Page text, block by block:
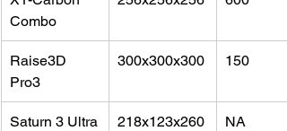
Combo
Raise3D
Pro3
300x300x300 150
Saturn 3 Ultra 218x123x260 NA